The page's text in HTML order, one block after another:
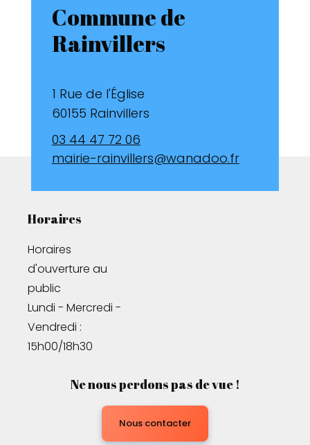
Commune de
Rainvillers
1 Rue de l'Église
60155 Rainvillers
03 44 47 72 06
mairie-rainvillers@wanadoo.fr
Horaires
Horaires
d'ouverture au
public
Lundi - Mercredi -
Vendredi :
15h00/18h30
Ne nous perdons pas de vue !
Nous contacter